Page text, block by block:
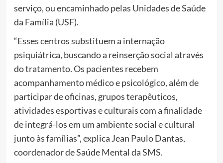
serviço, ou encaminhado pelas Unidades de Saúde
da Família (USF).
“Esses centros substituem a internação
psiquiátrica, buscando a reinserção social através
do tratamento. Os pacientes recebem
acompanhamento médico e psicológico, além de
participar de oficinas, grupos terapêuticos,
atividades esportivas e culturais com a finalidade
de integrá-los em um ambiente social e cultural
junto às famílias”, explica Jean Paulo Dantas,
coordenador de Saúde Mental da SMS.